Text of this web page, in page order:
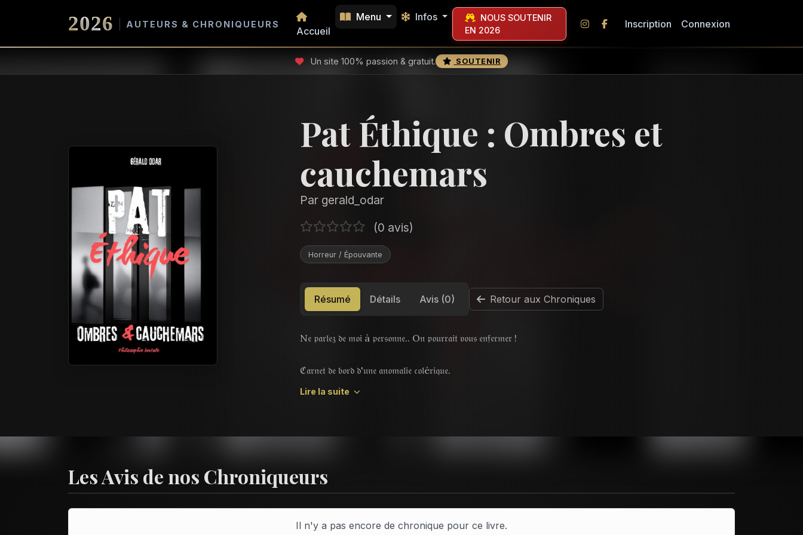
2026 AUTEURS & CHRONIQUEURS
Accueil
Menu Infos
NOUS SOUTENIR
EN 2026
Inscription Connexion
Un site 100% passion & gratuit. SOUTENIR
Pat Éthique : Ombres et
cauchemars
Par gerald_odar
(0 avis)
Horreur / Épouvante
Résumé Détails Avis (0) Retour aux Chroniques
N𝔢 𝔭𝔞𝔯𝔩𝔢𝔷 𝔡𝔢 𝔪𝔬𝔦 à 𝔭𝔢𝔯𝔰𝔬𝔫𝔫𝔢.. O𝔫 𝔭𝔬𝔲𝔯𝔯𝔞𝔦𝔱 𝔳𝔬𝔲𝔰 𝔢𝔫𝔣𝔢𝔯𝔪𝔢𝔯 !
ℭ𝔞𝔯𝔫𝔢𝔱 𝔡𝔢 𝔟𝔬𝔯𝔡 𝔡'𝔲𝔫𝔢 𝔞𝔫𝔬𝔪𝔞𝔩𝔦𝔢 𝔠𝔬𝔩é𝔯𝔦𝔮𝔲𝔢.
Lire la suite
Les Avis de nos Chroniqueurs
Il n'y a pas encore de chronique pour ce livre.